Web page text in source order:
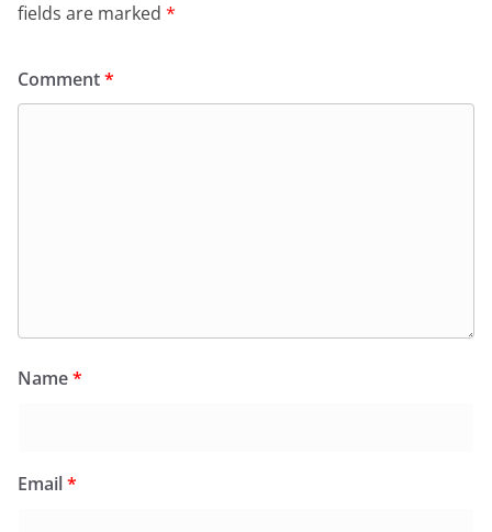
fields are marked *
Comment*
Name*
Email*